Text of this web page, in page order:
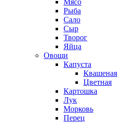
Рыба
Сало
Сыр
Творог
Яйца
Овощи
Капуста
Квашеная
Цветная
Картошка
Лук
Морковь
Перец